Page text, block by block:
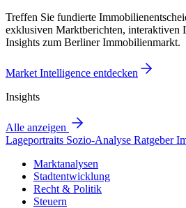
Treffen Sie fundierte
exklusiven Marktberichten, interaktiven
Insights zum Berliner Immobilienmarkt.
Market Intelligence entdecken
Insights
Alle anzeigen
Lageportraits Sozio-Analyse Ratgeber
Marktanalysen
Stadtentwicklung
Recht & Politik
Steuern